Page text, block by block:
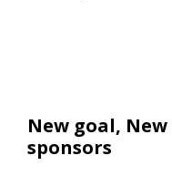
New goal,
sponsors